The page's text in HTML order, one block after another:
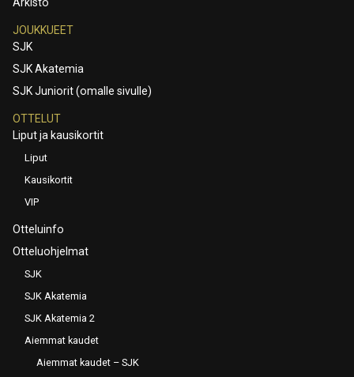
JOUKKUEET
SJK
SJK Akatemia
SJK Juniorit (omalle sivulle)
OTTELUT
Liput ja kausikortit
Liput
Kausikortit
VIP
Otteluinfo
Otteluohjelmat
SJK
SJK Akatemia
SJK Akatemia 2
Aiemmat kaudet
Aiemmat kaudet – SJK